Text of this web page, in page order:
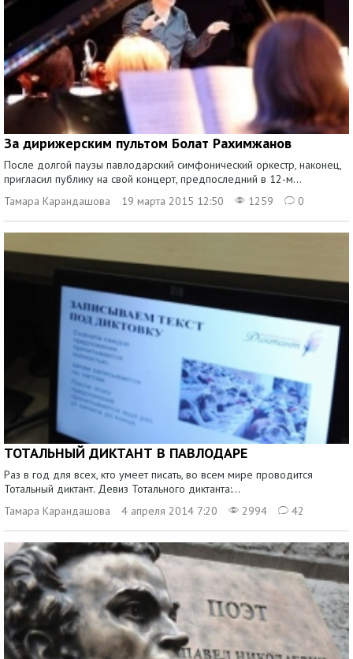
За дирижерским пультом Болат Рахимжанов
После долгой паузы павлодарский симфонический оркестр, наконец,
пригласил публику на свой концерт, предпоследний в 12-м...
Тамара Карандашова
19 марта 2015 12:50 1259 0
ТОТАЛЬНЫЙ ДИКТАНТ В ПАВЛОДАРЕ
Раз в год для всех, кто умеет писать, во всем мире проводится
Тотальный диктант. Девиз Тотального диктанта:...
Тамара Карандашова
4 апреля 2014 7:20 2994 42